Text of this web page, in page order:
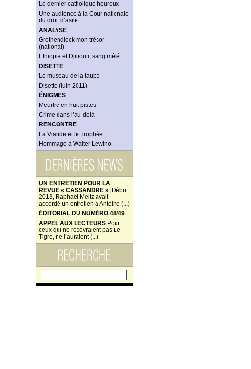
Le dernier catholique heureux
Une audience à la Cour nationale
du droit d’asile
ANALYSE
Grothendieck mon trésor
(national)
Éthiopie et Djibouti, sang mêlé
DISETTE
Le museau de la taupe
Disette (juin 2011)
ÉNIGMES
Meurtre en huit pistes
Crime dans l’au-delà
RENCONTRE
La Viande et le Trophée
Hommage à Walter Lewino
UN ENTRETIEN POUR LA
REVUE « CASSANDRE » [Début
2013, Raphaël Meltz avait
accordé un entretien à Antoine (...)
ÉDITORIAL DU NUMÉRO 48/49
APPEL AUX LECTEURS Pour
ceux qui ne recevraient pas Le
Tigre, ne l’auraient (...)